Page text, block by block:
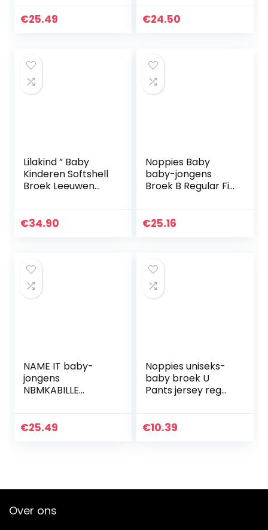
€25.49 €24.50
Lilakind ” Baby
Kinderen Softshell
Broek Leeuwen
– Made in
€34.90
Noppies Baby
baby-jongens
Broek B Regular Fit
€25.16
NAME IT baby-
jongens
NBMKABILLE
Legging Noos
€25.49
Noppies uniseks-
baby broek U
Pants jersey reg
€10.39
Over ons